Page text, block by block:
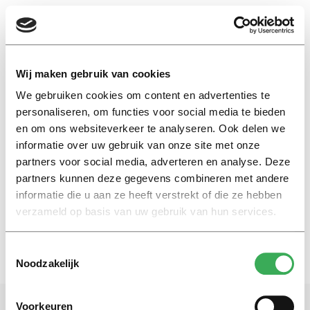
Wij maken gebruik van cookies
We gebruiken cookies om content en advertenties te
personaliseren, om functies voor social media te bieden
en om ons websiteverkeer te analyseren. Ook delen we
informatie over uw gebruik van onze site met onze
partners voor social media, adverteren en analyse. Deze
partners kunnen deze gegevens combineren met andere
informatie die u aan ze heeft verstrekt of die ze hebben
verzameld op basis van uw gebruik van hun services.
Noodzakelijk
Voorkeuren
EN
maatschappelijke diensttijd
Nieuws
Maatschappelijke diensttijd
laat nog even op zich wachten
18 juni 2018